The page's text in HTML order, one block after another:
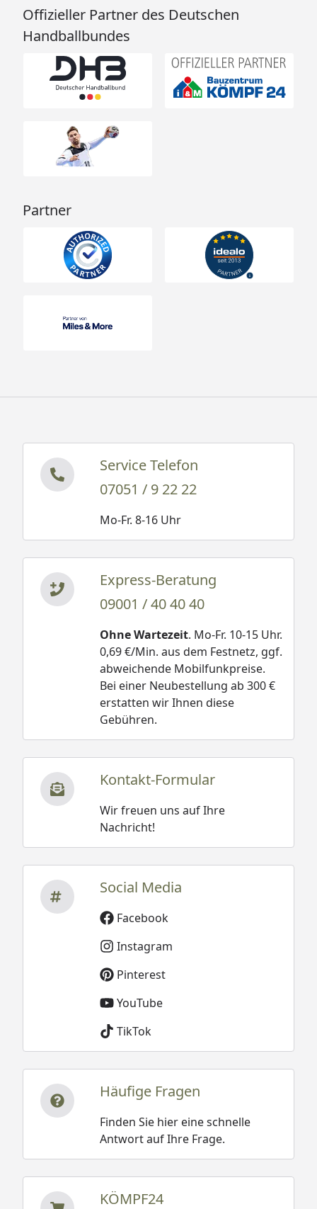
Offizieller Partner des Deutschen
Handballbundes
Partner
Service Telefon
07051 / 9 22 22
Mo-Fr. 8-16 Uhr
Express-Beratung
09001 / 40 40 40
Ohne Wartezeit. Mo-Fr. 10-15 Uhr.
0,69 €/Min. aus dem Festnetz, ggf.
abweichende Mobilfunkpreise.
Bei einer Neubestellung ab 300 €
erstatten wir Ihnen diese
Gebühren.
Kontakt-Formular
Wir freuen uns auf Ihre
Nachricht!
Social Media
Facebook
Instagram
Pinterest
YouTube
TikTok
Häufige Fragen
Finden Sie hier eine schnelle
Antwort auf Ihre Frage.
KÖMPF24